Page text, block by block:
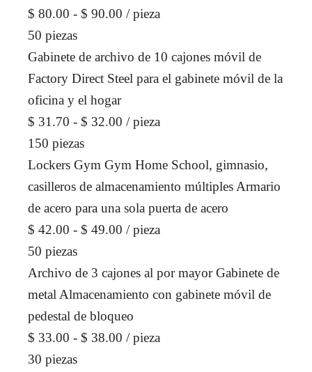
$ 80.00 - $ 90.00 / pieza
50 piezas
Gabinete de archivo de 10 cajones móvil de
Factory Direct Steel para el gabinete móvil de la
oficina y el hogar
$ 31.70 - $ 32.00 / pieza
150 piezas
Lockers Gym Gym Home School, gimnasio,
casilleros de almacenamiento múltiples Armario
de acero para una sola puerta de acero
$ 42.00 - $ 49.00 / pieza
50 piezas
Archivo de 3 cajones al por mayor Gabinete de
metal Almacenamiento con gabinete móvil de
pedestal de bloqueo
$ 33.00 - $ 38.00 / pieza
30 piezas